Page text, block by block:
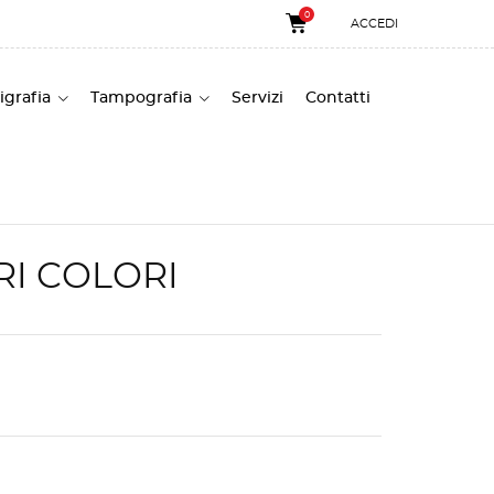
0
ACCEDI
Tampografia Servizi Contatti
COLORI